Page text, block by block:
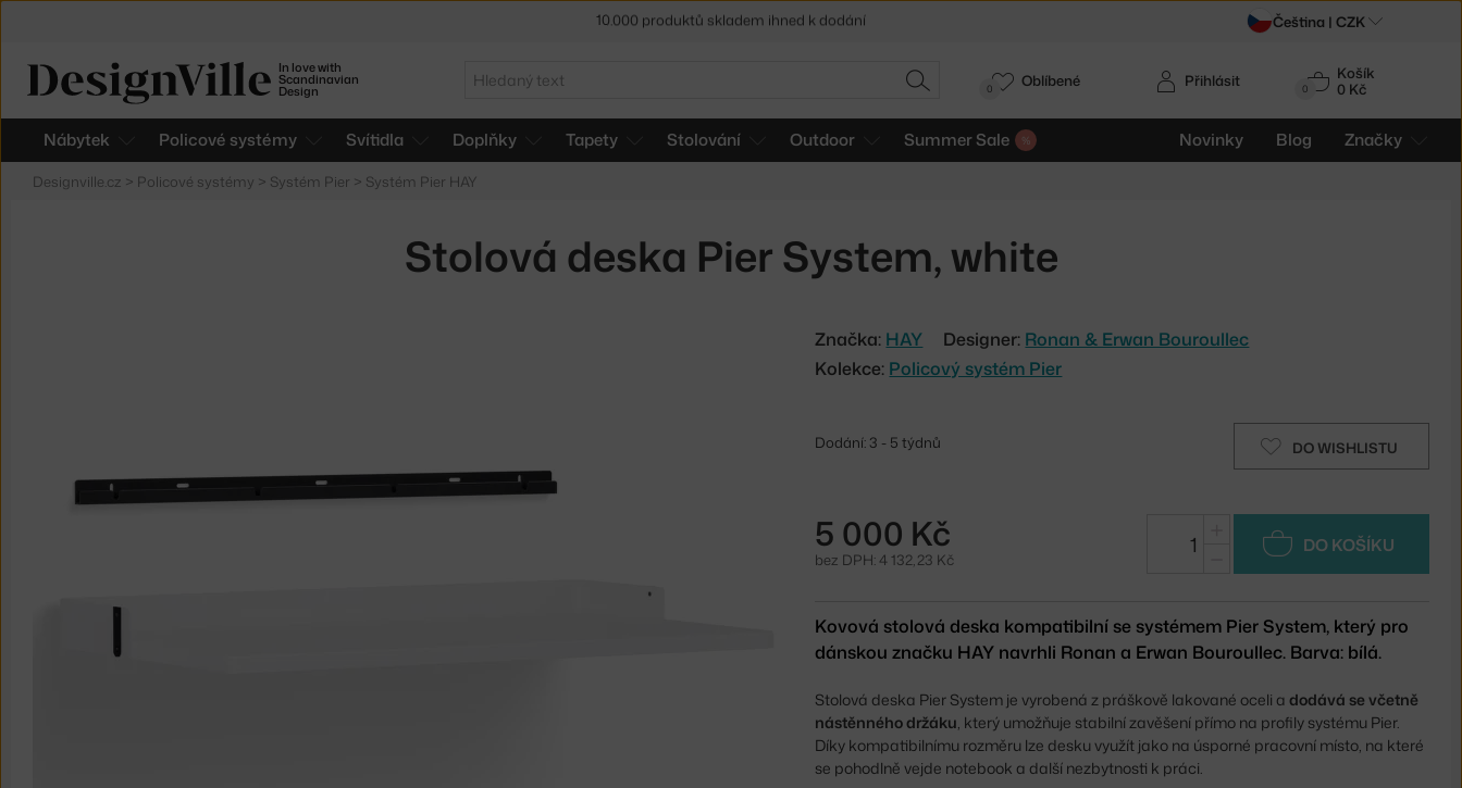
In love with
Scandinavian
Design
Hledat
HLEDAT 0
Košík
0 Kč
Nábytek Policové systémy Svítidla Doplňky Tapety Stolování Outdoor Summer Sale Novinky Blog Značky
Přihlásit
0 Oblíbené
Designville.cz > Policové systémy > Systém Pier > Systém Pier HAY
Stolová deska Pier System, white
Značka: HAY Designer: Ronan & Erwan Bouroullec
Kolekce: Policový systém Pier
DO WISHLISTU
Dodání: 3 - 5 týdnů
5 000 Kč
bez DPH: 4 132,23 Kč
DO KOŠÍKU
Kovová stolová deska kompatibilní se systémem Pier System, který pro
dánskou značku HAY navrhli Ronan a Erwan Bouroullec. Barva: bílá.
Stolová deska Pier System je vyrobená z práškově lakované oceli adodává sevčetně
nástěnného držáku , který umožňuje stabilní zavěšení přímo na profily systému Pier.
Díky kompatibilnímu rozměru lze desku využít jako na úsporné pracovní místo, na které
se pohodlně vejde notebook a další nezbytnosti k práci.
Sleva 5 % pro odběratele newsletteru Čeština | CZK